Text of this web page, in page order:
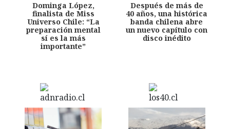
Dominga López,
finalista de Miss
Universo Chile: “La
preparación mental
sí es la más
importante”
Después de más de
40 años, una histórica
banda chilena abre
un nuevo capítulo con
disco inédito